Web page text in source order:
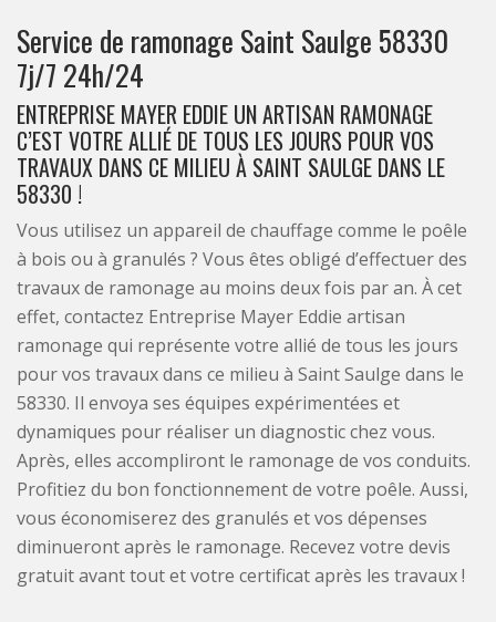
Service de ramonage Saint Saulge 58330
7j/7 24h/24
ENTREPRISE MAYER EDDIE UN ARTISAN RAMONAGE
C’EST VOTRE ALLIÉ DE TOUS LES JOURS POUR VOS
TRAVAUX DANS CE MILIEU À SAINT SAULGE DANS LE
58330 !
Vous utilisez un appareil de chauffage comme le poêle
à bois ou à granulés ? Vous êtes obligé d’effectuer des
travaux de ramonage au moins deux fois par an. À cet
effet, contactez Entreprise Mayer Eddie artisan
ramonage qui représente votre allié de tous les jours
pour vos travaux dans ce milieu à Saint Saulge dans le
58330. Il envoya ses équipes expérimentées et
dynamiques pour réaliser un diagnostic chez vous.
Après, elles accompliront le ramonage de vos conduits.
Profitiez du bon fonctionnement de votre poêle. Aussi,
vous économiserez des granulés et vos dépenses
diminueront après le ramonage. Recevez votre devis
gratuit avant tout et votre certificat après les travaux !